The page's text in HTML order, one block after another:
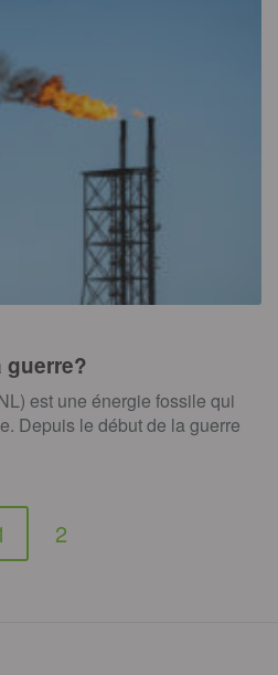
guerre?
est une énergie fossile qui
Depuis le début de la guerre
2